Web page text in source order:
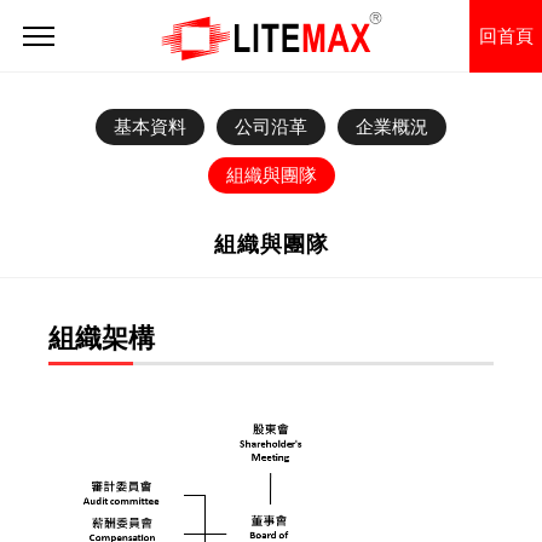
基本資料 公司沿革 企業概況
組織與團隊
組織與團隊
組織架構
回首頁